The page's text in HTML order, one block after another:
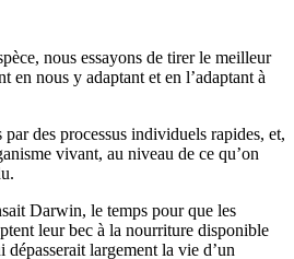
nous essayons de tirer le meilleur
en nous y adaptant et en l’adaptant à
des processus individuels rapides, et,
vivant, au niveau de ce qu’on
Darwin, le temps pour que les
leur bec à la nourriture disponible
dépasserait largement la vie d’un